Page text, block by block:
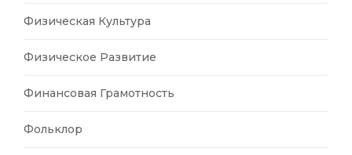
Физическая Культура
Физическое Развитие
Финансовая Грамотность
Фольклор